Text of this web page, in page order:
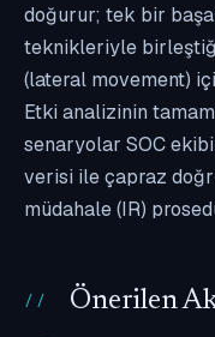
doğurur; tek bir
teknikleriyle
(lateral movement)
Etki analizinin
senaryolar SOC
verisi ile çapraz
müdahale (IR)
Önerilen